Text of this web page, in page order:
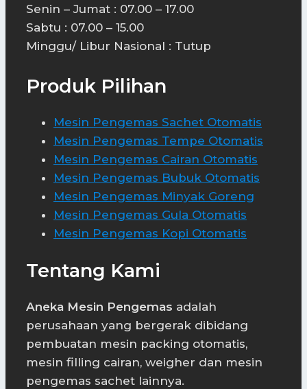
Senin – Jumat : 07.00 – 17.00
Sabtu : 07.00 – 15.00
Minggu/ Libur Nasional : Tutup
Produk Pilihan
Mesin Pengemas Sachet Otomatis
Mesin Pengemas Tempe Otomatis
Mesin Pengemas Cairan Otomatis
Mesin Pengemas Bubuk Otomatis
Mesin Pengemas Minyak Goreng
Mesin Pengemas Gula Otomatis
Mesin Pengemas Kopi Otomatis
Tentang Kami
Aneka Mesin Pengemas adalah
perusahaan yang bergerak dibidang
pembuatan mesin packing otomatis,
mesin filling cairan, weigher dan mesin
pengemas sachet lainnya.